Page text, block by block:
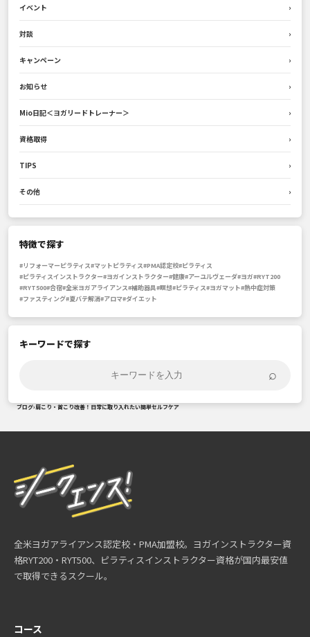
イベント ›
対談 ›
キャンペーン ›
お知らせ ›
Mio日記＜ヨガリードトレーナー＞ ›
資格取得 ›
TIPS ›
その他 ›
特徴で探す
#リフォーマーピラティス#マットピラティス#PMA認定校#ピラティス
#ピラティスインストラクター#ヨガインストラクター#健康#アーユルヴェーダ#ヨガ#RYT200
#RYT500#合宿#全米ヨガアライアンス#補助器具#瞑想#ピラティス#ヨガマット#熱中症対策
#ファスティング#夏バテ解消#アロマ#ダイエット
キーワードで探す
⌕
ブログ›肩こり・首こり改善！日常に取り入れたい簡単セルフケア
全米ヨガアライアンス認定校・PMA加盟校。ヨガインストラクター資
格RYT200・RYT500、ピラティスインストラクター資格が国内最安値
で取得できるスクール。
コース